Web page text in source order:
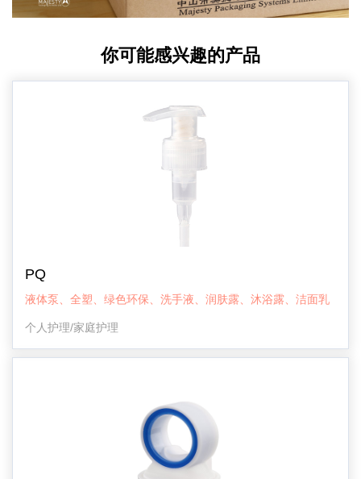
你可能感兴趣的产品
PQ
液体泵、全塑、绿色环保、洗手液、润肤露、沐浴露、洁面乳
个人护理/家庭护理